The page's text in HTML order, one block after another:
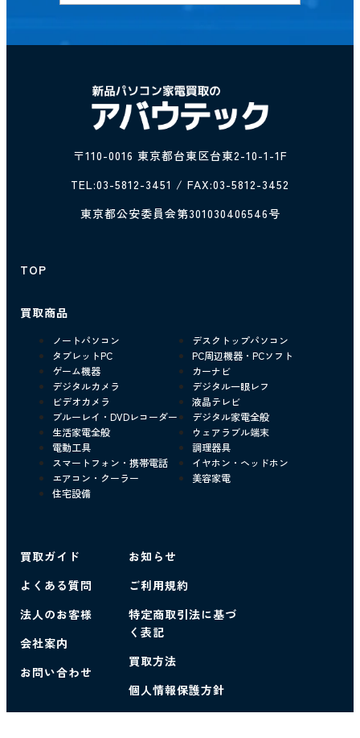
〒110-0016 東京都台東区台東2-10-1-1F
TEL:03-5812-3451 / FAX:03-5812-3452
東京都公安委員会第301030406546号
TOP
買取商品
ノートパソコン
デスクトップパソコン
タブレットPC
PC周辺機器・PCソフト
ゲーム機器
カーナビ
デジタルカメラ
デジタル一眼レフ
ビデオカメラ
液晶テレビ
ブルーレイ・DVDレコーダー
デジタル家電全般
生活家電全般
ウェアラブル端末
電動工具
調理器具
スマートフォン・携帯電話
イヤホン・ヘッドホン
エアコン・クーラー
美容家電
住宅設備
買取ガイド
よくある質問
法人のお客様
会社案内
お問い合わせ
お知らせ
ご利用規約
特定商取引法に基づ
く表記
買取方法
個人情報保護方針